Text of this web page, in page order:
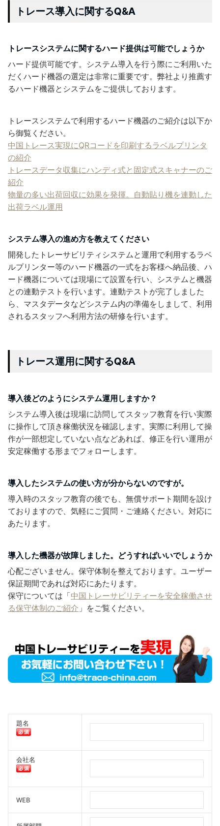
トレース導入に関するQ&A
トレースシステムに関するハード提供は可能でしょうか
ハード提供可能です。システム導入を行う際にご利用いた
だくハード機器の選定は非常に重要です。弊社より推薦す
るハード機器とシステムをご提供しております。
トレースシステムで利用するハード機器のご紹介は以下か
ら御覧ください。
中国トレース実現にQRコードを印刷するラベルプリンタ
の紹介
トレースデータ収集にハンディ式と固定式スキャナーのご
紹介
物量の多い出荷回収に効果を発揮。自動貼り機を連動した
出荷ラベル運用
システム導入の進め方を教えてください
開発したトレーサビリティシステムと運用で利用するラベ
ルプリンター等のハード機器の一式をお客様へ納品後、ハ
ード機器については現場にて設置を行い、システムと機器
との連動テストを行います。連動テストが完了しました
ら、マスタデータなどシステム内の準備をしまして、利用
されるスタッフへ利用方法の研修を行います。
トレース運用に関するQ&A
導入後どのようにシステム運用しますか？
システム導入後は現場に訪問してスタッフ教育を行い実際
に操作して頂き稼働状況を確認します。実際に利用して操
作が一部想定していない点などあれば、修正を行い運用が
安定稼働する形までフォローします。
導入したシステムの使い方が分からないのですが。
導入時のスタッフ教育の後でも、無償サポート期間を設け
ておりますので、気軽にご質問・ご連絡ください。対応に
あたります。
導入した機器が故障しました。どうすればいいでしょうか
心配ございません。保守体制を整えております。ユーザー
保証期間であれば対応にあたります。
保守については「中国トレーサビリティーを安全稼働させ
る保守体制のご紹介 」をご覧ください。
題名
会社名
WEB